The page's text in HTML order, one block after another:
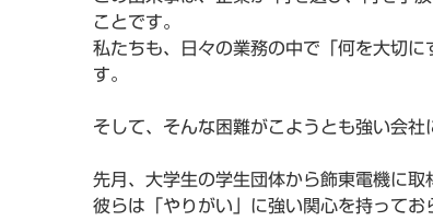
ことです。
私たちも、日々の業務の中で「何を大切
す。
そして、そんな困難がこようとも強い会社
先月、大学生の学生団体から飾東電機に取
彼らは「やりがい」に強い関心を持って